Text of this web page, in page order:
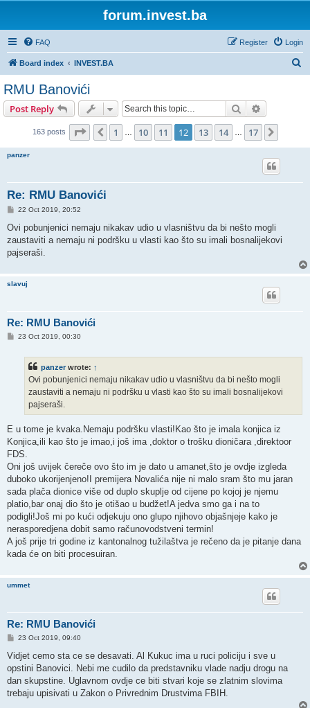
forum.invest.ba
FAQ Login
Register
Board index INVEST.BA
RMU Banovići
Post Reply Search
163 posts Page 12 of 17
Previous
1 10 11 12 13 14 17
panzer
Re: RMU Banovići
P
s
22 Oct 2019, 20:52
Ovi pobunjenici nemaju nikakav udio u vlasništvu da bi nešto mogli
zaustaviti a nemaju ni podršku u vlasti kao što su imali bosnalijekovi
pajseraši.
slavuj
Re: RMU Banovići
P23 Oct 2019, 00:30
panzer wrote: ↑
Ovi pobunjenici nemaju nikakav udio u vlasništvu da bi nešto mogli
zaustaviti a nemaju ni podršku u vlasti kao što su imali bosnalijekovi
pajseraši.
E u tome je kvaka.Nemaju podršku vlasti!Kao što je imala konjica iz
Konjica,ili kao što je imao,i još ima ,doktor o trošku dioničara ,direktoor
FDS.
Oni još uvijek čereče ovo što im je dato u amanet,što je ovdje izgleda
duboko ukorijenjeno!I premijera Novalića nije ni malo sram što mu jaran
sada plača dionice više od duplo skuplje od cijene po kojoj je njemu
platio,bar onaj dio što je otišao u budžet!A jedva smo ga i na to
podigli!Još mi po kući odjekuju ono glupo njihovo objašnjeje kako je
nerasporedjena dobit samo računovodstveni termin!
A još prije tri godine iz kantonalnog tužilaštva je rečeno da je pitanje dana
kada će on biti procesuiran.
ummet
Re: RMU Banovići
P
s
23 Oct 2019, 09:40
Vidjet cemo sta ce se desavati. Al Kukuc ima u ruci policiju i sve u
opstini Banovici. Nebi me cudilo da predstavniku vlade nadju drogu na
dan skupstine. Uglavnom ovdje ce biti stvari koje se zlatnim slovima
trebaju upisivati u Zakon o Privrednim Drustvima FBIH.